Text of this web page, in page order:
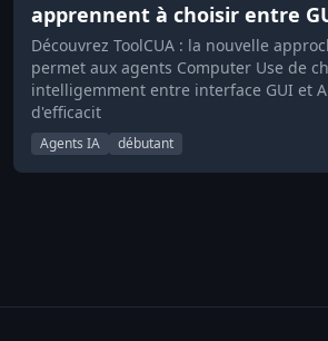
apprennent à choisir entre
Découvrez ToolCUA : la nouvelle
permet aux agents Computer Use de
intelligemment entre interface GUI et
d'efficacit
Agents IA débutant